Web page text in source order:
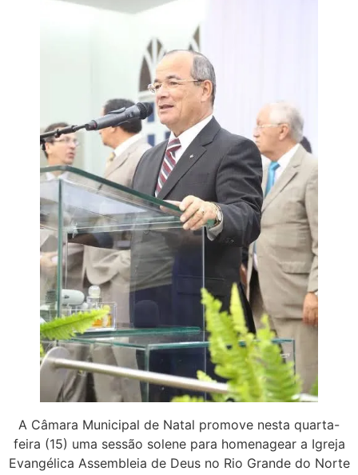
A Câmara Municipal de Natal promove nesta quarta-
feira (15) uma sessão solene para homenagear a Igreja
Evangélica Assembleia de Deus no Rio Grande do Norte